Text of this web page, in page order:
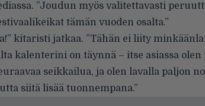
”Joudun myös valitettavasti
tämän vuoden osalta.”
kitaristi jatkaa. ”Tähän ei liity
kalenterini on täynnä – itse asiassa
seikkailua, ja olen lavalla paljon
siitä lisää tuonnempana.”